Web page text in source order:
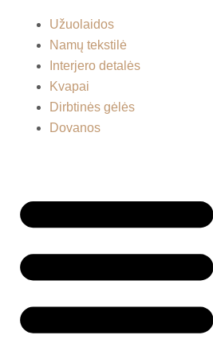
Menu
Užuolaidos
Namų tekstilė
Interjero detalės
Kvapai
Dirbtinės gėlės
Dovanos